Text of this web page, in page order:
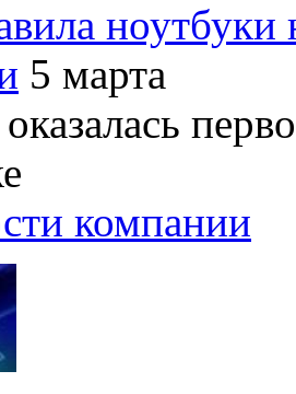
5 марта
компании